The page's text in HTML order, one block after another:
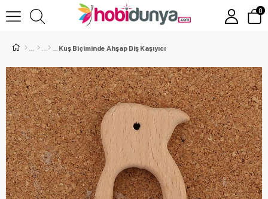
0
Kuş Biçiminde Ahşap Diş Kaşıyıcı